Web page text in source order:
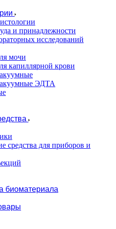
и принадлежности
исследований
мочи
капиллярной крови
ЭДТА
средства для приборов и
биоматериала